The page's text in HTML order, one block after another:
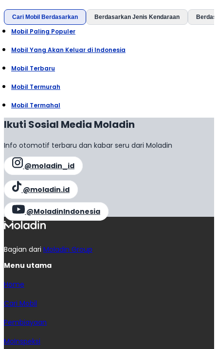
Cari Mobil Berdasarkan Berdasarkan Jenis Kendaraan
Mobil Paling Populer
Mobil Yang Akan Keluar di Indonesia
Mobil Terbaru
Mobil Termurah
Mobil Termahal
Ikuti Sosial Media Moladin
Info otomotif terbaru dan kabar seru dari Moladin
@moladin_id
@moladin.id
@MoladinIndonesia
Bagian dari Moladin Group
Menu utama
Home
Cari Mobil
Pembiayaan
MoInspeksi